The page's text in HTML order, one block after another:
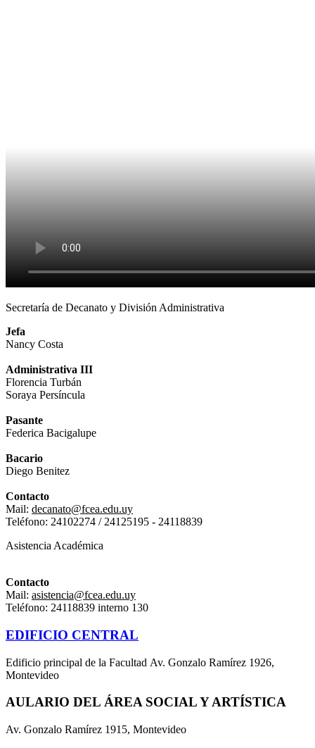
Secretaría de Decanato y División Administrativa
Jefa
Nancy Costa
Administrativa III
Florencia Turbán
Soraya Persíncula
Pasante
Federica Bacigalupe
Bacario
Diego Benitez
Contacto
Mail: decanato@fcea.edu.uy
Teléfono: 24102274 / 24125195 - 24118839
Asistencia Académica
Contacto
Mail: asistencia@fcea.edu.uy
Teléfono: 24118839 interno 130
EDIFICIO CENTRAL
Edificio principal de la Facultad Av. Gonzalo Ramírez 1926,
Montevideo
AULARIO DEL ÁREA SOCIAL Y ARTÍSTICA
Av. Gonzalo Ramírez 1915, Montevideo